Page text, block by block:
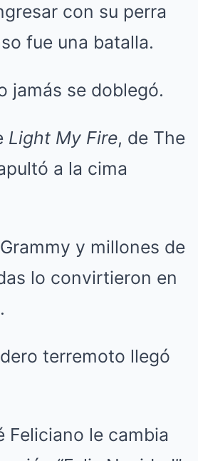
con su perra
fue una batalla.
jamás se doblegó.
Light My Fire, de The
a la cima
y millones de
lo convirtieron en
terremoto llegó